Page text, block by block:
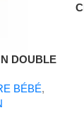
DOUBLE
BÉBÉ,